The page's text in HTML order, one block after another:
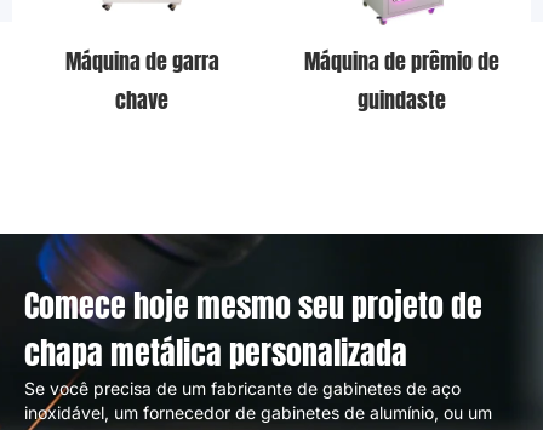
Máquina de garra
chave
Máquina de prêmio de
guindaste
Comece hoje mesmo seu projeto de
chapa metálica personalizada
Se você precisa de um fabricante de gabinetes de aço
inoxidável, um fornecedor de gabinetes de alumínio, ou um